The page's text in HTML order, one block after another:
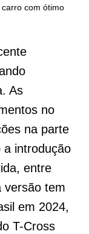
com ótimo
As
no
na parte
a introdução
entre
versão tem
em 2024,
T-Cross